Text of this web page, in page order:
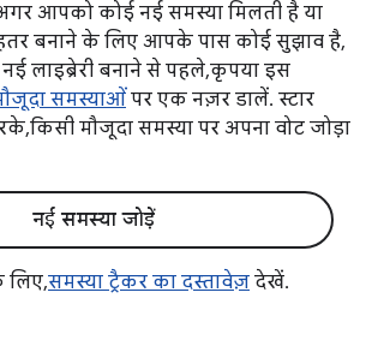
आपको कोई नई समस्या मिलती है या
बनाने के लिए आपके पास कोई सुझाव है,
लाइब्रेरी बनाने से पहले, कृपया इस
समस्याओं पर एक नज़र डालें. स्टार
किसी मौजूदा समस्या पर अपना वोट जोड़ा
नई समस्या जोड़ें
लिए,समस्या ट्रैकर का दस्तावेज़ देखें.